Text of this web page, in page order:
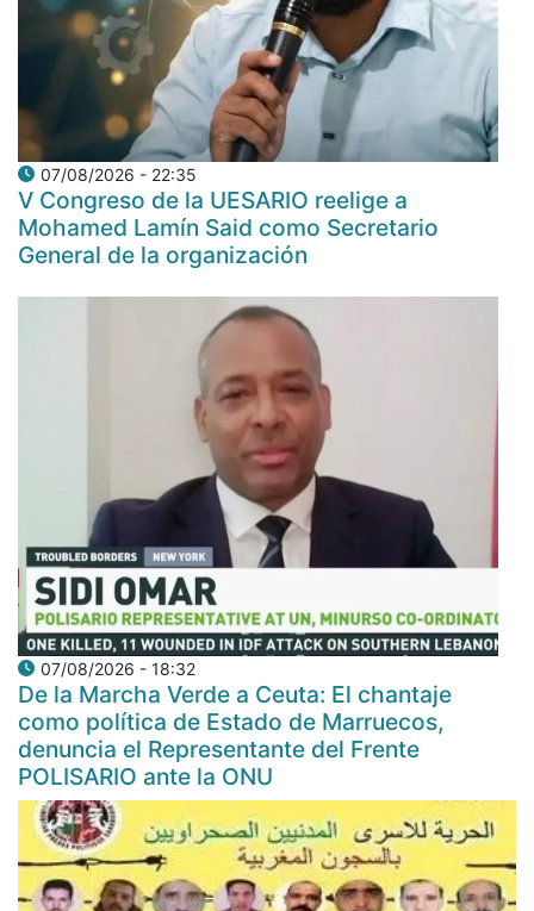
07/08/2026 - 22:35
V Congreso de la UESARIO reelige a
Mohamed Lamín Said como Secretario
General de la organización
07/08/2026 - 18:32
De la Marcha Verde a Ceuta: El chantaje
como política de Estado de Marruecos,
denuncia el Representante del Frente
POLISARIO ante la ONU